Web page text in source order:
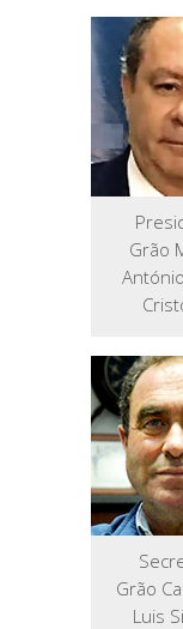
Grão
Grão
Luis